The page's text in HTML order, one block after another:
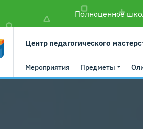
Полноценное
Центр педагогического
Мероприятия Предметы